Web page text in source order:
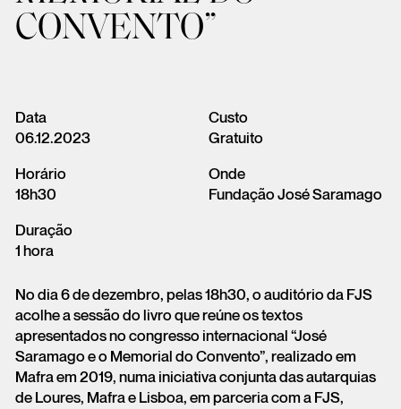
Tienda
Acceso
CONVENTO”
Data
06.12.2023
Horário
18h30
Duração
1 hora
Custo
Gratuito
Onde
Fundação José Saramago
No dia 6 de dezembro, pelas 18h30, o auditório da FJS
acolhe a sessão do livro que reúne os textos
apresentados no congresso internacional “José
Saramago e o Memorial do Convento”, realizado em
Mafra em 2019, numa iniciativa conjunta das autarquias
de Loures, Mafra e Lisboa, em parceria com a FJS,